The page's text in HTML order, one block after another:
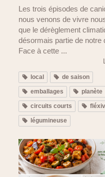
Les trois épisodes de
nous venons de vivre
que le dérèglement
désormais partie de notre
Face à cette ...
local de saison
emballages planète
circuits courts
légumineuse